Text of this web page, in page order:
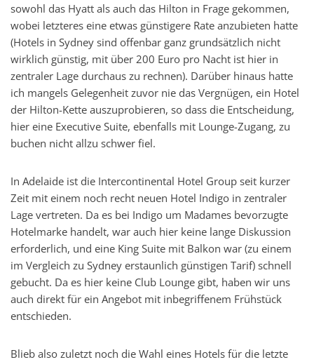
sowohl das Hyatt als auch das Hilton in Frage gekommen,
wobei letzteres eine etwas günstigere Rate anzubieten hatte
(Hotels in Sydney sind offenbar ganz grundsätzlich nicht
wirklich günstig, mit über 200 Euro pro Nacht ist hier in
zentraler Lage durchaus zu rechnen). Darüber hinaus hatte
ich mangels Gelegenheit zuvor nie das Vergnügen, ein Hotel
der Hilton-Kette auszuprobieren, so dass die Entscheidung,
hier eine Executive Suite, ebenfalls mit Lounge-Zugang, zu
buchen nicht allzu schwer fiel.
In Adelaide ist die Intercontinental Hotel Group seit kurzer
Zeit mit einem noch recht neuen Hotel Indigo in zentraler
Lage vertreten. Da es bei Indigo um Madames bevorzugte
Hotelmarke handelt, war auch hier keine lange Diskussion
erforderlich, und eine King Suite mit Balkon war (zu einem
im Vergleich zu Sydney erstaunlich günstigen Tarif) schnell
gebucht. Da es hier keine Club Lounge gibt, haben wir uns
auch direkt für ein Angebot mit inbegriffenem Frühstück
entschieden.
Blieb also zuletzt noch die Wahl eines Hotels für die letzte